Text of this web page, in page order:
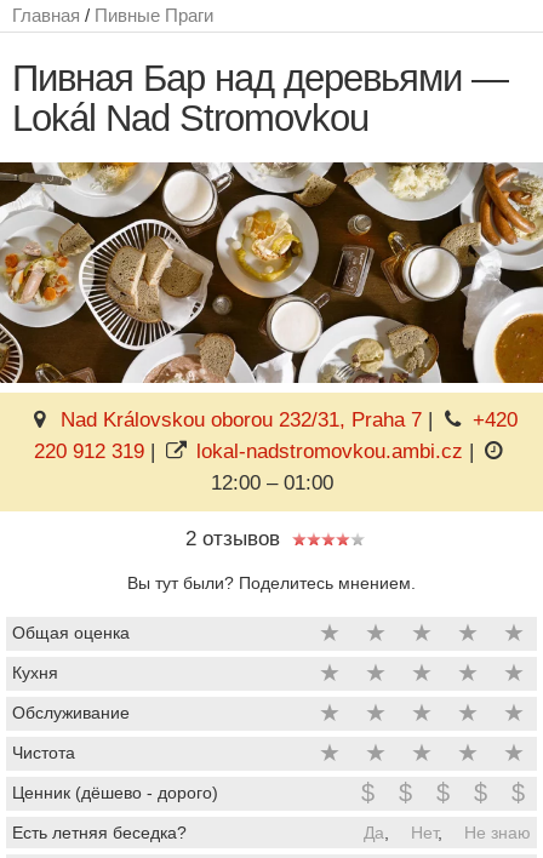
Главная / Пивные Праги
Пивная Бар над деревьями —
Lokál Nad Stromovkou
Nad Královskou oborou 232/31, Praha 7|
+420
220 912 319 | lokal-nadstromovkou.ambi.cz |
12:00 – 01:00
2 отзывов
Вы тут были? Поделитесь мнением.
Общая оценка ★ ★ ★ ★ ★
Кухня ★ ★ ★ ★ ★
Обслуживание ★ ★ ★ ★ ★
Чистота ★ ★ ★ ★ ★
Ценник (дёшево - дорого) $ $ $ $ $
Есть летняя беседка? Да Нет,
Не знаю